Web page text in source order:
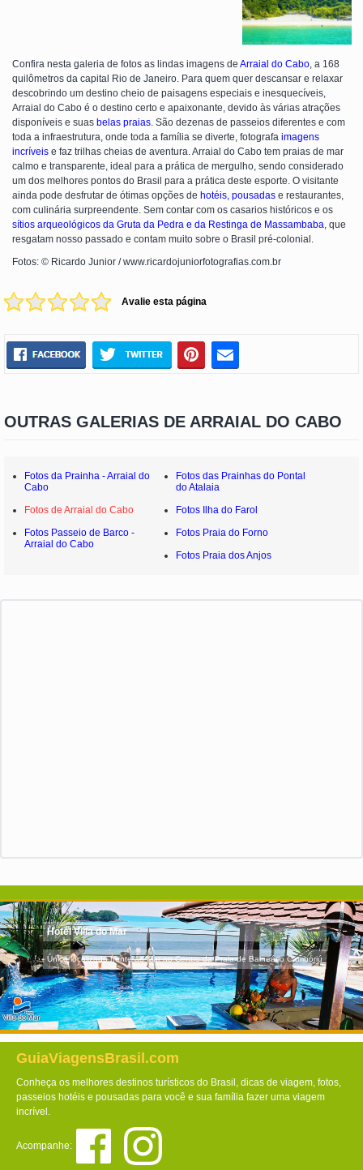
Confira nesta galeria de fotos as lindas imagens de Arraial do Cabo , a 168
quilômetros da capital Rio de Janeiro. Para quem quer descansar e relaxar
descobrindo um destino cheio de paisagens especiais e inesquecíveis,
Arraial do Cabo é o destino certo e apaixonante, devido às várias atrações
disponíveis e suas belas praias . São dezenas de passeios diferentes e com
toda a infraestrutura, onde toda a família se diverte, fotografa imagens
incríveis e faz trilhas cheias de aventura. Arraial do Cabo tem praias de mar
calmo e transparente, ideal para a prática de mergulho, sendo considerado
um dos melhores pontos do Brasil para a prática deste esporte. O visitante
ainda pode desfrutar de ótimas opções de hotéis, pousadas e restaurantes,
com culinária surpreendente. Sem contar com os casarios históricos e os
sítios arqueológicos da Gruta da Pedra e da Restinga de Massambaba , que
resgatam nosso passado e contam muito sobre o Brasil pré-colonial.
Fotos: © Ricardo Junior / www.ricardojuniorfotografias.com.br
Avalie esta página
OUTRAS GALERIAS DE ARRAIAL DO CABO
Fotos da Prainha - Arraial do
Cabo
Fotos das Prainhas do Pontal
do Atalaia
Fotos de Arraial do Cabo
Fotos Ilha do Farol
Fotos Passeio de Barco -
Arraial do Cabo
Fotos Praia do Forno
Fotos Praia dos Anjos
Hotel Villa do Mar
Único localizado frente ao Mar no Centro da Praia de Balneário Camboriú
GuiaViagensBrasil.com
Conheça os melhores destinos turísticos do Brasil, dicas de viagem, fotos,
passeios hotéis e pousadas para você e sua família fazer uma viagem
incrível.
Acompanhe: